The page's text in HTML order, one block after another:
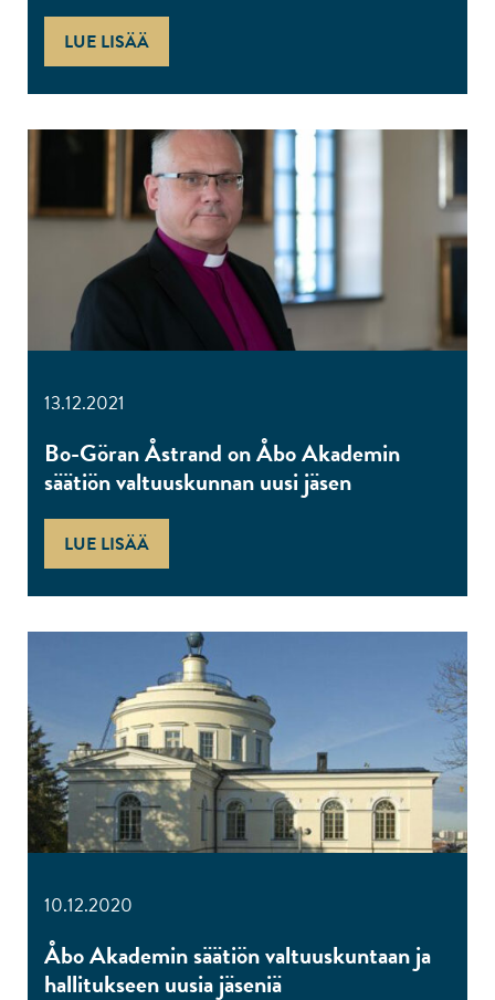
LUE LISÄÄ
13.12.2021
Bo-Göran Åstrand on Åbo Akademin
säätiön valtuuskunnan uusi jäsen
LUE LISÄÄ
10.12.2020
Åbo Akademin säätiön valtuuskuntaan ja
hallitukseen uusia jäseniä